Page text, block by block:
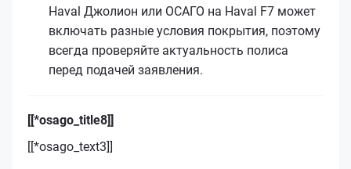
Haval Джолион или ОСАГО на Haval F7 может
включать разные условия покрытия, поэтому
всегда проверяйте актуальность полиса
перед подачей заявления.
[[*osago_title8]]
[[*osago_text3]]